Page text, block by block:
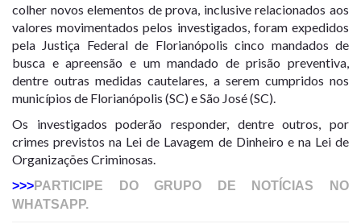
colher novos elementos de prova, inclusive relacionados aos
valores movimentados pelos investigados, foram expedidos
pela Justiça Federal de Florianópolis cinco mandados de
busca e apreensão e um mandado de prisão preventiva,
dentre outras medidas cautelares, a serem cumpridos nos
municípios de Florianópolis (SC) e São José (SC).
Os investigados poderão responder, dentre outros, por
crimes previstos na Lei de Lavagem de Dinheiro e na Lei de
Organizações Criminosas.
>>>PARTICIPE DO GRUPO DE NOTÍCIAS NO
WHATSAPP.